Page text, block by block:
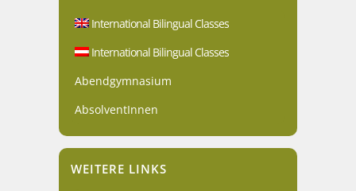
International Bilingual Classes
International Bilingual Classes
Abendgymnasium
AbsolventInnen
WEITERE LINKS